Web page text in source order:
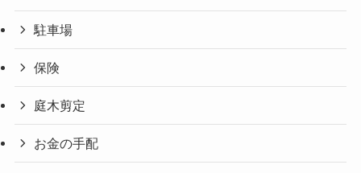
駐車場
保険
庭木剪定
お金の手配